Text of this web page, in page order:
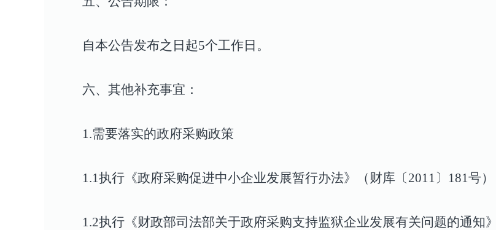
自本公告发布之日起5个工作日。
六、其他补充事宜 ：
1.需要落实的政府采购政策
1.1执行《政府采购促进中小企业发展暂行办法》（财库〔2011〕181号）
1.2执行《财政部司法部关于政府采购支持监狱企业发展有关问题的通知